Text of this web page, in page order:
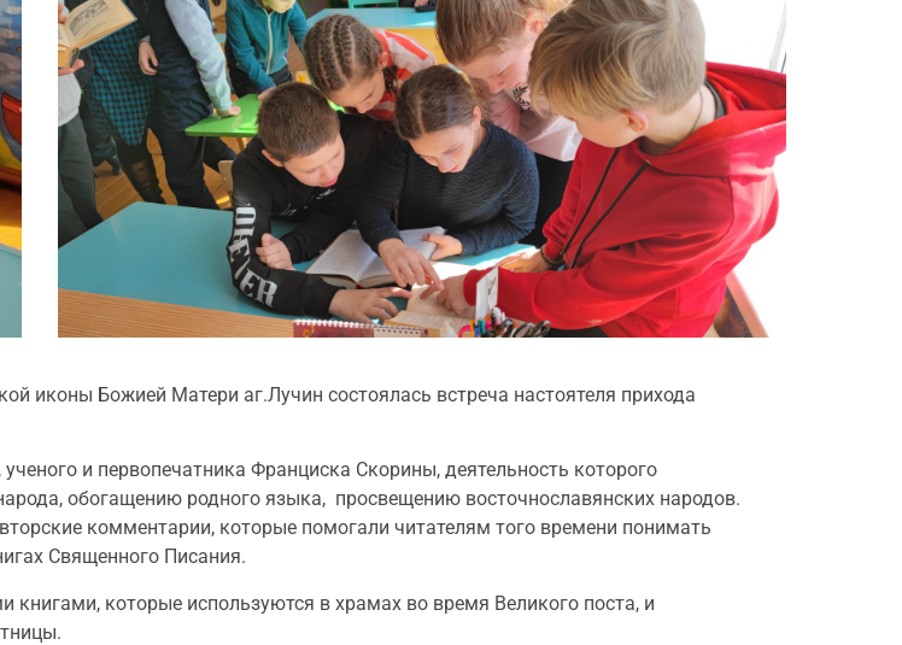
иконы Божией Матери аг.Лучин состоялась встреча настоятеля прихода
и первопечатника Франциска Скорины, деятельность которого
обогащению родного языка, просвещению восточнославянских народов.
комментарии, которые помогали читателям того времени понимать
Священного Писания.
которые используются в храмах во время Великого поста, и